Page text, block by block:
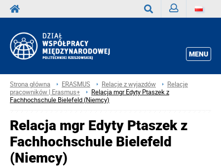
MENU
Strona główna ERASMUS Relacje z wyjazdów
Relacje
pracowników | Erasmus+
Relacja mgr Edyty Ptaszek z
Fachhochschule Bielefeld (Niemcy)
Relacja mgr Edyty Ptaszek z
Fachhochschule Bielefeld
(Niemcy)